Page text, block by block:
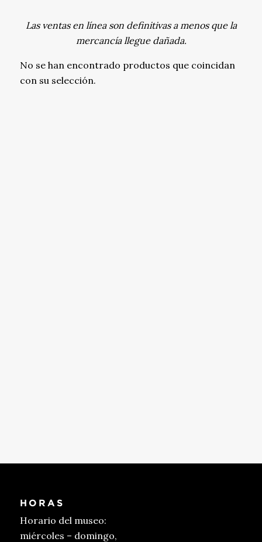
Las ventas en línea son definitivas a menos que la
mercancía llegue dañada.
No se han encontrado productos que coincidan
con su selección.
HORAS
Horario del museo:
miércoles – domingo,